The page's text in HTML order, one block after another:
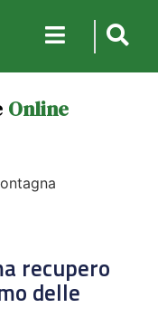
Online
recupero
delle